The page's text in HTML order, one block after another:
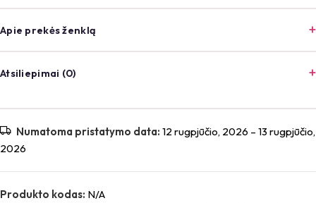
Apie prekės ženklą
Atsiliepimai (0)
Atsiliepimų dar nėra.
Būkite pirmas aprašęs “DECAAR Natūralus šveitiklis”
El. pašto adresas nebus skelbiamas.
Numatoma pristatymo data: 12 rugpjūčio, 2026 – 13 rugpjūčio,
2026
Produkto kodas: N/A